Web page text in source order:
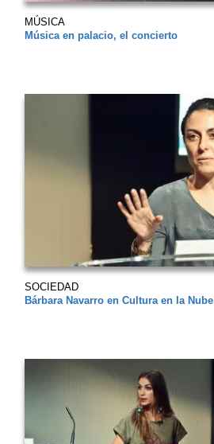
MÚSICA
Música en palacio, el concierto
SOCIEDAD
Bárbara Navarro en Cultura en la Nube